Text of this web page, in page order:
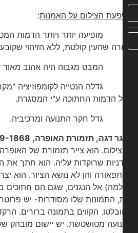
הצילום על האמנות:
יותר ויותר הדמות
שהעין קולטת, ללא הזיהוי שקובע
מגבוה היה אהוב מאוד על
הנטייה לקומפוזיציה
הדמות החתוכה ע"י המסגרת.
חקר התנועה ומרכיביה.
דגה, תזמורת האופרה, 9-1868
–
הוא צייר תזמורת של האופרה
שרוקדות עליה. הוא חתך את
והן לא נושא הציור. הוא יצר
אל הנגנים, שגם הם חתוכים
התמונות שלו מסודרות- יש
הקווים בתמונה ברורים.
מטושטשת. יש יישום מובהק של